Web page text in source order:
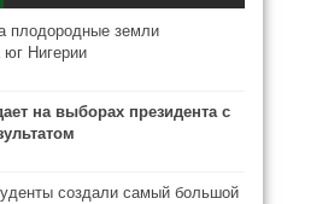
плодородные земли
Нигерии
на выборах президента с
создали самый большой